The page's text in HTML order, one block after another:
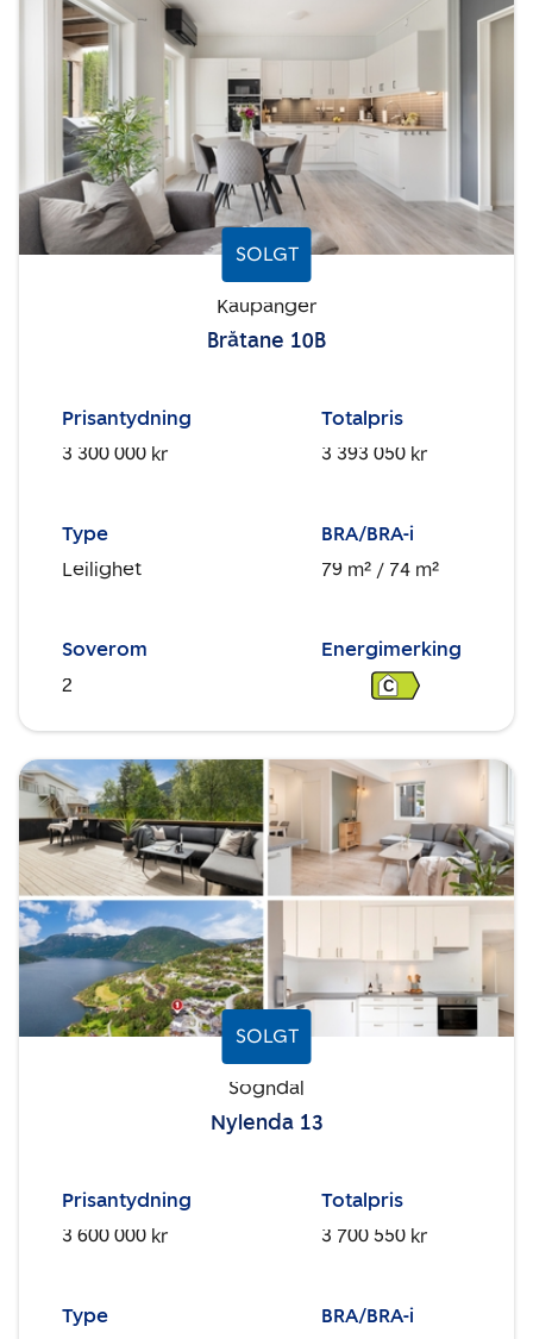
SOLGT
Kaupanger
Bråtane 10B
Prisantydning
3 300 000 kr
Totalpris
3 393 050 kr
Type
Leilighet
BRA/BRA-i
79 m² / 74 m²
Soverom
2
Energimerking
C
SOLGT
Sogndal
Nylenda 13
Prisantydning
3 600 000 kr
Totalpris
3 700 550 kr
Type
BRA/BRA-i